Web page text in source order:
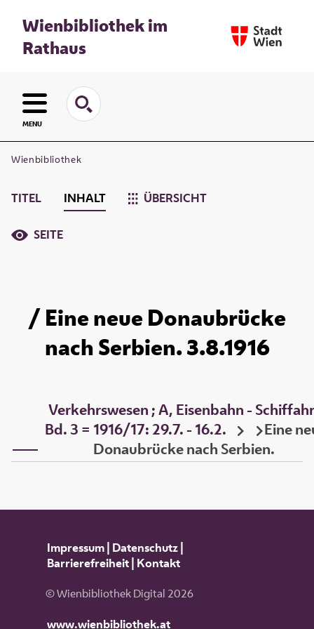
Wienbibliothek im
Rathaus
MENU
Wienbibliothek
TITEL INHALT ÜBERSICHT
SEITE
/ Eine neue Donaubrücke
nach Serbien. 3.8.1916
Verkehrswesen ; A, Eisenbahn -
Bd. 3 = 1916/17: 29.7. - 16.2.
Eine
Donaubrücke nach Serbien.
Impressum| Datenschutz|
Barrierefreiheit| Kontakt
© Wienbibliothek Digital 2026
www.wienbibliothek.at